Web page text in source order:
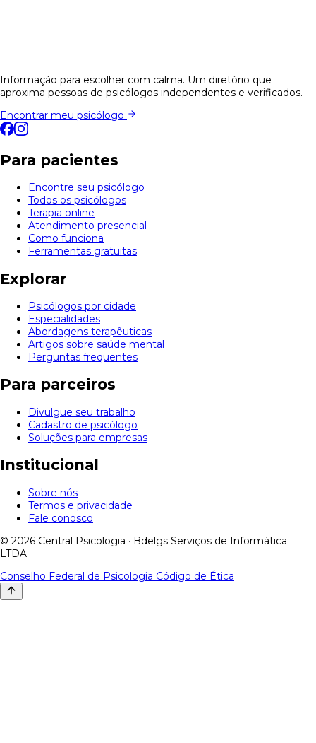
Informação para escolher com calma. Um diretório que
aproxima pessoas de psicólogos independentes e verificados.
Encontrar meu psicólogo
Para pacientes
Encontre seu psicólogo
Todos os psicólogos
Terapia online
Atendimento presencial
Como funciona
Ferramentas gratuitas
Explorar
Psicólogos por cidade
Especialidades
Abordagens terapêuticas
Artigos sobre saúde mental
Perguntas frequentes
Para parceiros
Divulgue seu trabalho
Cadastro de psicólogo
Soluções para empresas
Institucional
Sobre nós
Termos e privacidade
Fale conosco
© 2026 Central Psicologia · Bdelgs Serviços de Informática
LTDA
Conselho Federal de Psicologia Código de Ética